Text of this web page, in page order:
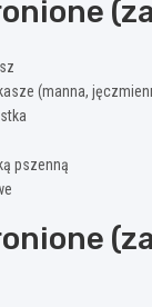
(manna,
pszenną